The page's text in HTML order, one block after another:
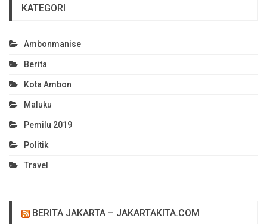
KATEGORI
Ambonmanise
Berita
Kota Ambon
Maluku
Pemilu 2019
Politik
Travel
BERITA JAKARTA – JAKARTAKITA.COM